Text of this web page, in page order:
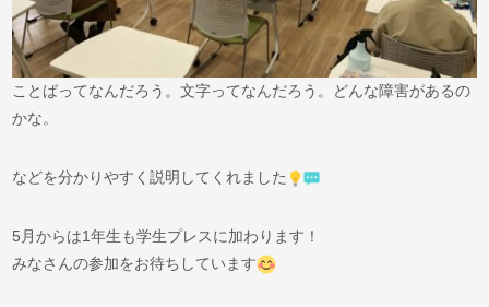
ことばってなんだろう。文字ってなんだろう。どんな障害があるの
かな。
などを分かりやすく説明してくれました
5月からは1年生も学生プレスに加わります！
みなさんの参加をお待ちしています